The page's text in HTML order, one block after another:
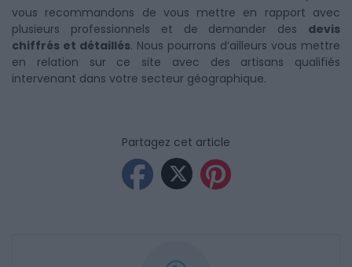
vous recommandons de vous mettre en rapport avec
plusieurs professionnels et de demander des devis
chiffrés et détaillés. Nous pourrons d’ailleurs vous mettre
en relation sur ce site avec des artisans qualifiés
intervenant dans votre secteur géographique.
Partagez cet article